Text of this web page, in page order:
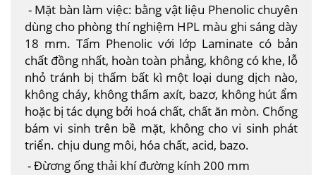
- Mặt bàn làm việc: bằng vật liệu Phenolic chuyên
dùng cho phòng thí nghiệm HPL màu ghi sáng dày
18 mm. Tấm Phenolic với lớp Laminate có bản
chất đồng nhất, hoàn toàn phẳng, không có khe, lỗ
nhỏ tránh bị thấm bất kì một loại dung dịch nào,
không cháy, không thấm axít, bazơ, không hút ẩm
hoặc bị tác dụng bởi hoá chất, chất ăn mòn. Chống
bám vi sinh trên bề mặt, không cho vi sinh phát
triển. chịu dung môi, hóa chất, acid, bazo.
- Đừơng ống thải khí đường kính 200 mm